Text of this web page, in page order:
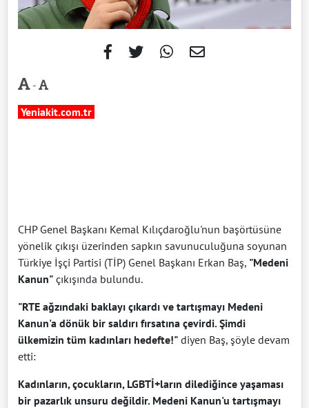
-
Yeniakit.com.tr
CHP Genel Başkanı Kemal Kılıçdaroğlu'nun başörtüsüne
yönelik çıkışı üzerinden sapkın savunuculuğuna soyunan
Türkiye İşçi Partisi (TİP) Genel Başkanı Erkan Baş, "Medeni
Kanun" çıkışında bulundu.
"RTE ağzındaki baklayı çıkardı ve tartışmayı Medeni
Kanun'a dönük bir saldırı fırsatına çevirdi. Şimdi
ülkemizin tüm kadınları hedefte!" diyen Baş, şöyle devam
etti:
Kadınların, çocukların, LGBTİ+ların dilediğince yaşaması
bir pazarlık unsuru değildir. Medeni Kanun'u tartışmayı